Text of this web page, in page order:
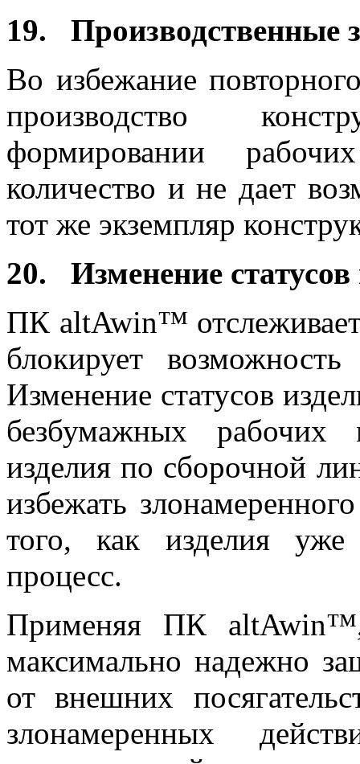
19. Производственные
Во избежание
производство
формировании
количество и не дает
тот же экземпляр
20. Изменение статусов
ПК altAwin™ отслеживает
блокирует возможность
Изменение статусов
безбумажных
изделия по сборочной
избежать
того, как изделия уже
процесс.
Применяя ПК
максимально надежно
от внешних
злонамеренных